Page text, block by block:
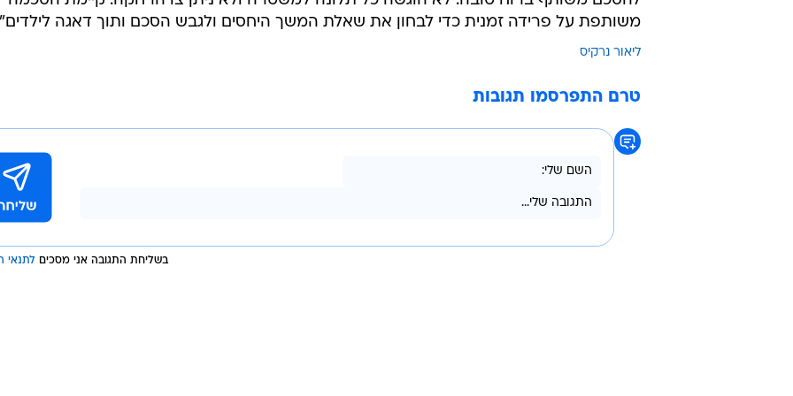
משותפת על פרידה זמנית כדי לבחון את שאלת המשך היחסים ולגבש הסכם ותוך דאגה
ליאור נרקיס
טרם התפרסמו תגובות
בשליחת התגובה אני מסכים לתנאי